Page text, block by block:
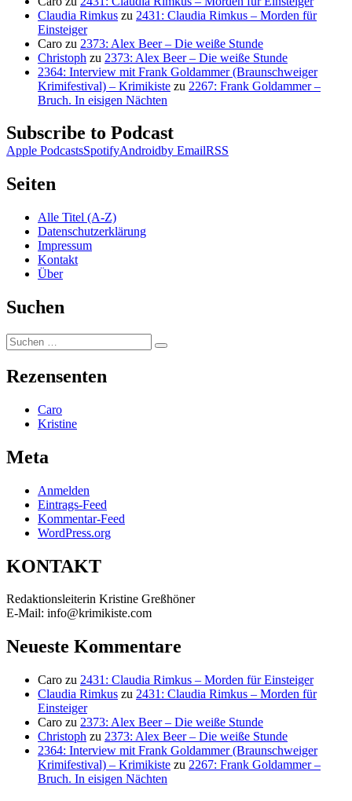
Claudia Rimkus zu 2431: Claudia Rimkus – Morden für
Einsteiger
Caro zu 2373: Alex Beer – Die weiße Stunde
Christoph zu 2373: Alex Beer – Die weiße Stunde
2364: Interview mit Frank Goldammer (Braunschweiger
Krimifestival) – Krimikiste zu 2267: Frank Goldammer –
Bruch. In eisigen Nächten
Subscribe to Podcast
Apple PodcastsSpotifyAndroidby EmailRSS
Seiten
Alle Titel (A-Z)
Datenschutzerklärung
Impressum
Kontakt
Über
Suchen
Suchen
nach:
Suchen
Rezensenten
Caro
Kristine
Meta
Anmelden
Eintrags-Feed
Kommentar-Feed
WordPress.org
KONTAKT
Redaktionsleiterin Kristine Greßhöner
E-Mail: info@krimikiste.com
Neueste Kommentare
Caro zu 2431: Claudia Rimkus – Morden für Einsteiger
Claudia Rimkus zu 2431: Claudia Rimkus – Morden für
Einsteiger
Caro zu 2373: Alex Beer – Die weiße Stunde
Christoph zu 2373: Alex Beer – Die weiße Stunde
2364: Interview mit Frank Goldammer (Braunschweiger
Krimifestival) – Krimikiste zu 2267: Frank Goldammer –
Bruch. In eisigen Nächten